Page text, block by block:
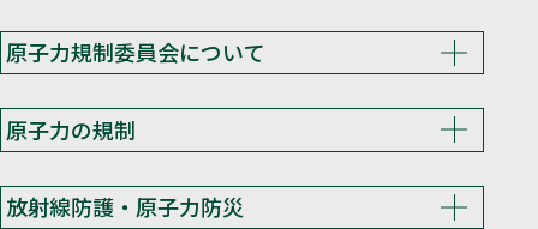
原子力規制委員会について
原子力の規制
放射線防護・原子力防災